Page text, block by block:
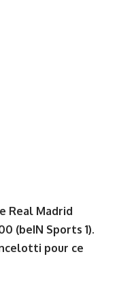
Real Madrid
(beIN Sports 1).
pour ce